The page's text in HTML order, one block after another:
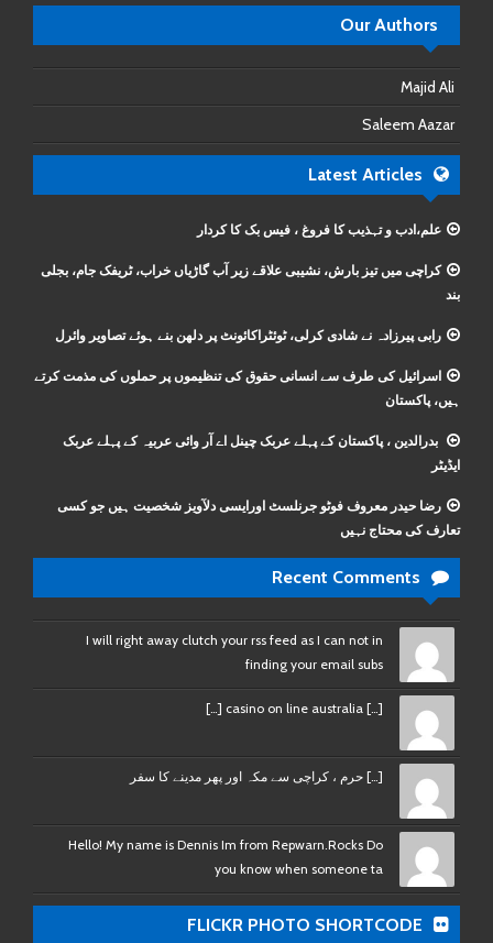
Our Authors
Majid Ali
Saleem Aazar
Latest Articles
علم،ادب و تہذیب کا فروغ ، فیس بک کا کردار
کراچی میں تیز بارش، نشیبی علاقے زیر آب گاڑیاں خراب، ٹریفک جام، بجلی
بند
رابی پیرزادہ نے شادی کرلی، ٹوئٹراکائونٹ پر دلھن بنے ہوئے تصاویر وائرل
اسرائیل کی طرف سے انسانی حقوق کی تنظیموں پر حملوں کی مذمت کرتے
ہیں، پاکستان
بدرالدین ، پاکستان کے پہلے عربک چینل اے آر وائی عربیہ کے پہلے عربک
ایڈیٹر
رضا حیدر معروف فوٹو جرنلسٹ اورایسی دلآویز شخصیت ہیں جو کسی
تعارف کی محتاج نہیں
Recent Comments
I will right away clutch your rss feed as I can not in
finding your email subs
[…] casino on line australia […]
[…] حرم ، کراچی سے مکہ اور پھر مدینے کا سفر
Hello! My name is Dennis Im from Repwarn.Rocks Do
you know when someone ta
FLICKR PHOTO SHORTCODE